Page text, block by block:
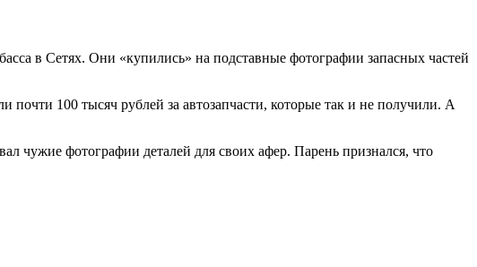
в Сетях. Они «купились» на подставные фотографии запасных частей
100 тысяч рублей за автозапчасти, которые так и не получили. А
чужие фотографии деталей для своих афер. Парень признался, что